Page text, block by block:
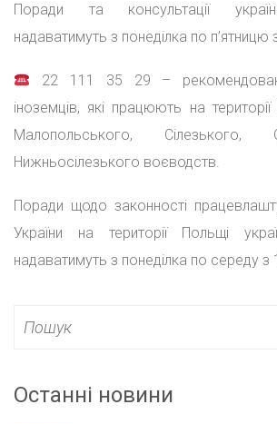
Поради та консультації
надаватимуть з понеділка по п’ятницю
22 111 35 29 –
іноземців, які працюють на території
Малопольського,
Нижньосілезького воєводств.
Поради щодо законності
України на території Польщі
надаватимуть з понеділка по середу з
for:
Останні новини